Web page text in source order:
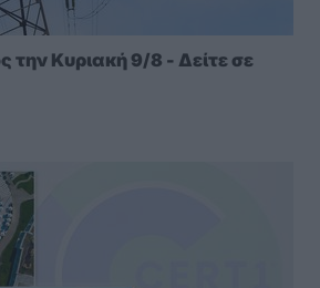
την Κυριακή 9/8 - Δείτε σε